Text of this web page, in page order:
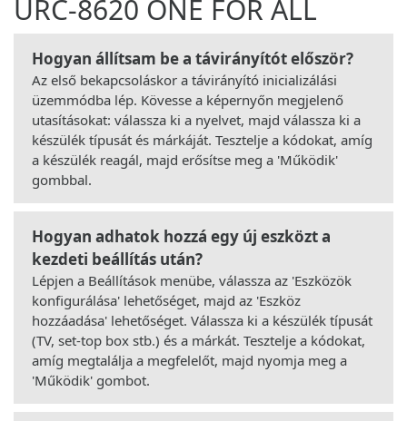
URC-8620 ONE FOR ALL
Hogyan állítsam be a távirányítót először?
Az első bekapcsoláskor a távirányító inicializálási
üzemmódba lép. Kövesse a képernyőn megjelenő
utasításokat: válassza ki a nyelvet, majd válassza ki a
készülék típusát és márkáját. Tesztelje a kódokat, amíg
a készülék reagál, majd erősítse meg a 'Működik'
gombbal.
Hogyan adhatok hozzá egy új eszközt a
kezdeti beállítás után?
Lépjen a Beállítások menübe, válassza az 'Eszközök
konfigurálása' lehetőséget, majd az 'Eszköz
hozzáadása' lehetőséget. Válassza ki a készülék típusát
(TV, set-top box stb.) és a márkát. Tesztelje a kódokat,
amíg megtalálja a megfelelőt, majd nyomja meg a
'Működik' gombot.